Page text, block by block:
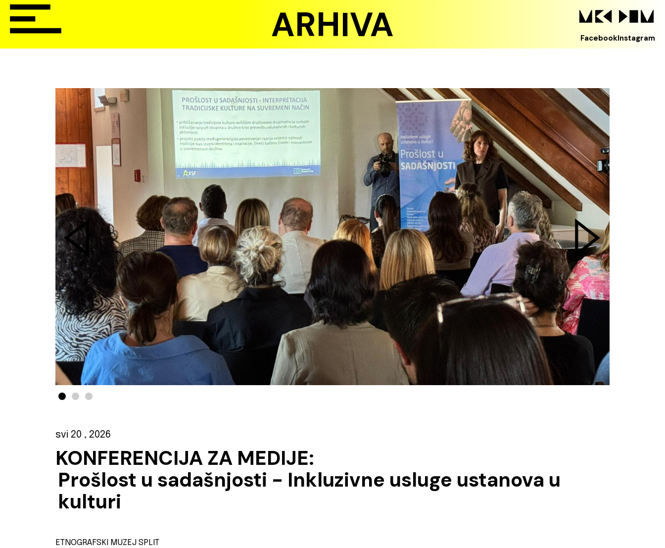
FacebookInstagram
ARHIVA
svi 20 , 2026
KONFERENCIJA ZA MEDIJE:
Prošlost u sadašnjosti - Inkluzivne usluge ustanova u
kulturi
ETNOGRAFSKI MUZEJ SPLIT